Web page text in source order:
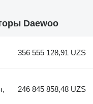
Daewoo
356 555 128,91 UZS
246 845 858,48 UZS